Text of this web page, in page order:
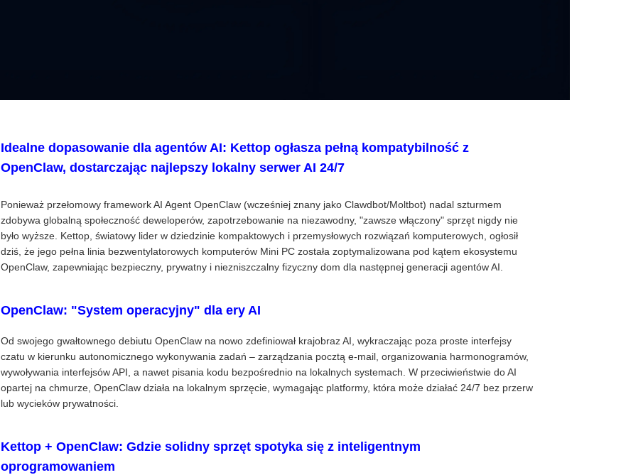
Idealne dopasowanie dla agentów AI: Kettop ogłasza pełną kompatybilność z
OpenClaw, dostarczając najlepszy lokalny serwer AI 24/7
Ponieważ przełomowy framework AI Agent OpenClaw (wcześniej znany jako Clawdbot/Moltbot) nadal szturmem
zdobywa globalną społeczność deweloperów, zapotrzebowanie na niezawodny, "zawsze włączony" sprzęt nigdy nie
było wyższe. Kettop, światowy lider w dziedzinie kompaktowych i przemysłowych rozwiązań komputerowych, ogłosił
dziś, że jego pełna linia bezwentylatorowych komputerów Mini PC została zoptymalizowana pod kątem ekosystemu
OpenClaw, zapewniając bezpieczny, prywatny i niezniszczalny fizyczny dom dla następnej generacji agentów AI.
OpenClaw: "System operacyjny" dla ery AI
Od swojego gwałtownego debiutu OpenClaw na nowo zdefiniował krajobraz AI, wykraczając poza proste interfejsy
czatu w kierunku autonomicznego wykonywania zadań – zarządzania pocztą e-mail, organizowania harmonogramów,
wywoływania interfejsów API, a nawet pisania kodu bezpośrednio na lokalnych systemach. W przeciwieństwie do AI
opartej na chmurze, OpenClaw działa na lokalnym sprzęcie, wymagając platformy, która może działać 24/7 bez przerw
lub wycieków prywatności.
Kettop + OpenClaw: Gdzie solidny sprzęt spotyka się z inteligentnym
oprogramowaniem